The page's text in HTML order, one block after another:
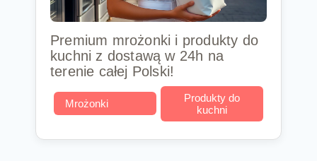
Premium mrożonki i produkty do
kuchni z dostawą w 24h na
terenie całej Polski!
Mrożonki
Produkty do
kuchni